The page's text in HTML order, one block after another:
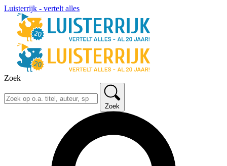
Luisterrijk - vertelt alles
Zoek
Zoek